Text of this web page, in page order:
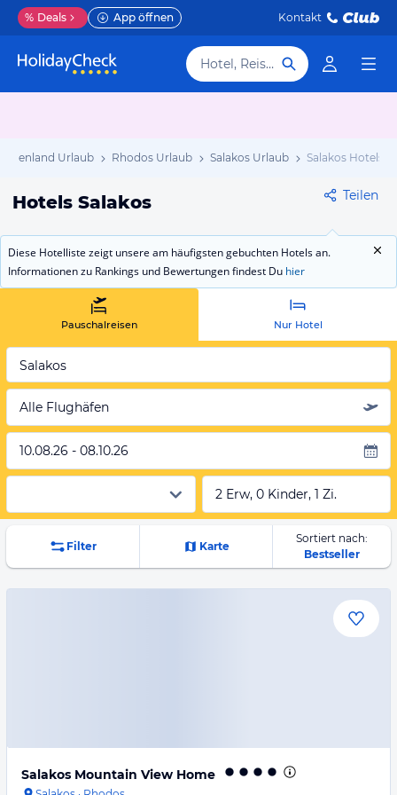
% Deals App öffnen Kontakt
Hotel, Reiseziel
Urlaub Rhodos Urlaub Salakos Urlaub Salakos Hotels
Hotels Salakos Teilen
Diese Hotelliste zeigt unsere am häufigsten gebuchten Hotels an.
Informationen zu Rankings und Bewertungen findest Du hier
Pauschalreisen Nur Hotel
Salakos
Alle Flughäfen
10.08.26 - 08.10.26
2 Erw, 0 Kinder, 1 Zi.
Filter Karte
Sortiert nach:
Bestseller
Salakos Mountain View Home